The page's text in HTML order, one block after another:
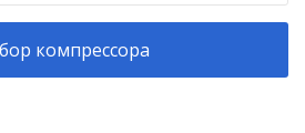
компрессора